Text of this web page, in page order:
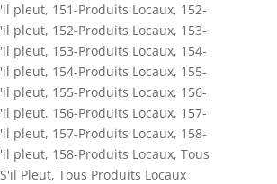
pleut, 151-Produits Locaux, 152-
pleut, 152-Produits Locaux, 153-
pleut, 153-Produits Locaux, 154-
pleut, 154-Produits Locaux, 155-
pleut, 155-Produits Locaux, 156-
pleut, 156-Produits Locaux, 157-
pleut, 157-Produits Locaux, 158-
pleut, 158-Produits Locaux, Tous
Pleut, Tous Produits Locaux